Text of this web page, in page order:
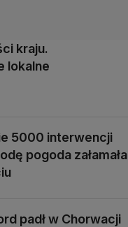
kraju.
lokalne
5000 interwencji
pogoda załamała
padł w Chorwacji